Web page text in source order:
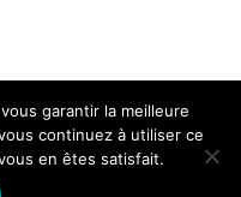
- Copyright 2026 -
garantir la meilleure
continuez à utiliser ce
en êtes satisfait.